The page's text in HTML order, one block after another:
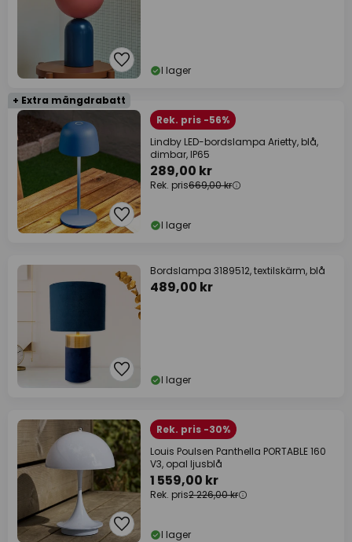
I lager
+ Extra mängdrabatt
Rek. pris -56%
Lindby LED-bordslampa Arietty, blå,
dimbar, IP65
289,00 kr
Rek. pris669,00 kr
I lager
Bordslampa 3189512, textilskärm, blå
489,00 kr
I lager
Rek. pris -30%
Louis Poulsen Panthella PORTABLE 160
V3, opal ljusblå
1 559,00 kr
Rek. pris2 226,00 kr
I lager